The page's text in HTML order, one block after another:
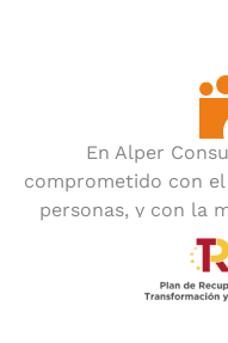
En Alper
comprometido con
personas, y con la